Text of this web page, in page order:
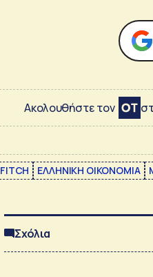
Ακολουθήστε τον
FITCH ΕΛΛΗΝΙΚΗ ΟΙΚΟΝΟΜΙΑ
Σχόλια